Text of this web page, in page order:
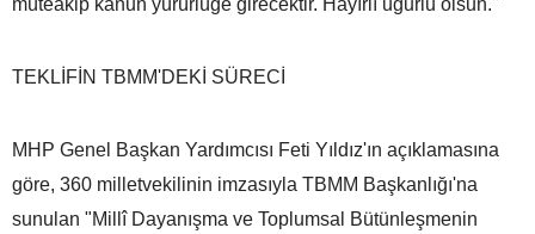
TEKLİFİN TBMM'DEKİ SÜRECİ
MHP Genel Başkan Yardımcısı Feti Yıldız'ın açıklamasına
göre, 360 milletvekilinin imzasıyla TBMM Başkanlığı'na
sunulan "Millî Dayanışma ve Toplumsal Bütünleşmenin